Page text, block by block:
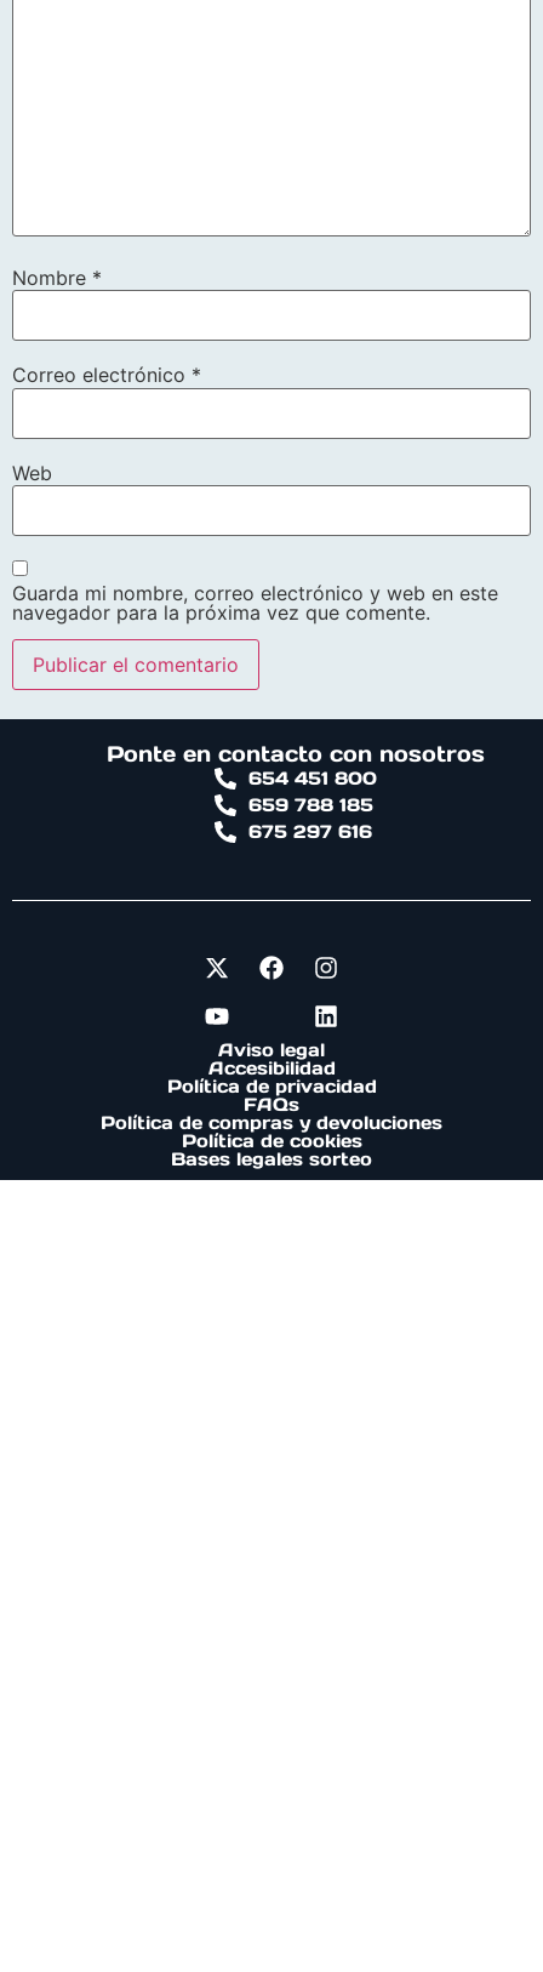
Nombre *
Correo electrónico *
Web
Guarda mi nombre, correo electrónico y web en este
navegador para la próxima vez que comente.
Alternative:
Ponte en contacto con nosotros
654 451 800
659 788 185
675 297 616
Aviso legal
Accesibilidad
Política de privacidad
FAQs
Política de compras y devoluciones
Política de cookies
Bases legales sorteo